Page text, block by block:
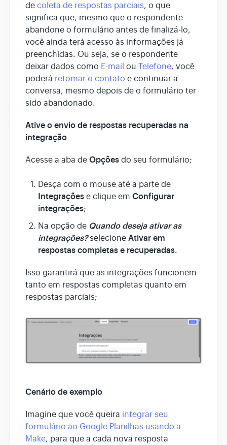
de coleta de respostas parciais, o que
significa que, mesmo que o respondente
abandone o formulário antes de finalizá-lo,
você ainda terá acesso às informações já
preenchidas. Ou seja, se o respondente
deixar dados como E-mail ou Telefone, você
poderá retomar o contato e continuar a
conversa, mesmo depois de o formulário ter
sido abandonado.
Ative o envio de respostas recuperadas na
integração
Acesse a aba de Opções do seu formulário;
Desça com o mouse até a parte de
Integrações e clique em Configurar
integrações;
Na opção de Quando deseja ativar as
integrações?selecione Ativar em
respostas completas e recuperadas.
Isso garantirá que as integrações funcionem
tanto em respostas completas quanto em
respostas parciais;
Cenário de exemplo
Imagine que você queira integrar seu
formulário ao Google Planilhas usando a
Make, para que a cada nova resposta